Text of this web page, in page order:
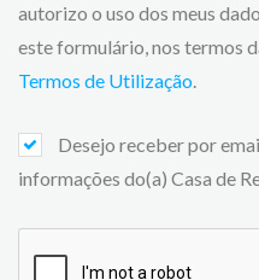
autorizo o uso dos meus
este formulário, nos termos
Termos de Utilização.
Desejo receber por
informações do(a) Casa de